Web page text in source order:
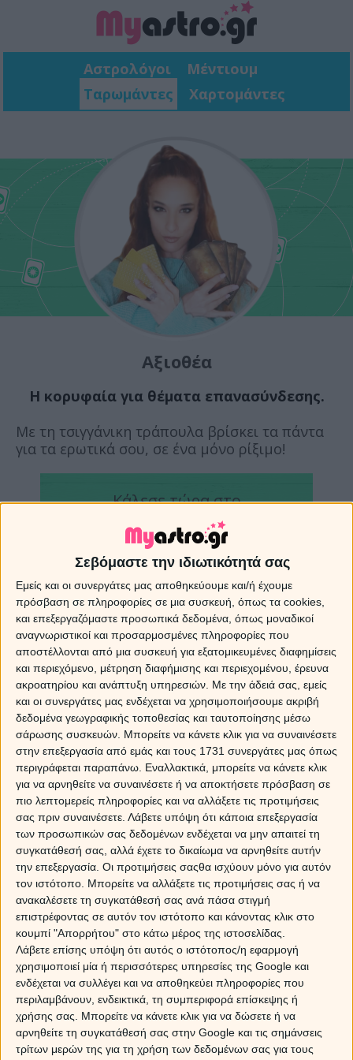
Σεβόμαστε την ιδιωτικότητά σας
Εμείς και οι συνεργάτες μας αποθηκεύουμε και/ή έχουμε
πρόσβαση σε πληροφορίες σε μια συσκευή, όπως τα cookies,
και επεξεργαζόμαστε προσωπικά δεδομένα, όπως μοναδικοί
αναγνωριστικοί και προσαρμοσμένες πληροφορίες που
αποστέλλονται από μια συσκευή για εξατομικευμένες διαφημίσεις
και περιεχόμενο, μέτρηση διαφήμισης και περιεχομένου, έρευνα
ακροατηρίου και ανάπτυξη υπηρεσιών. Με την άδειά σας, εμείς
και οι συνεργάτες μας ενδέχεται να χρησιμοποιήσουμε ακριβή
δεδομένα γεωγραφικής τοποθεσίας και ταυτοποίησης μέσω
σάρωσης συσκευών. Μπορείτε να κάνετε κλικ για να συναινέσετε
στην επεξεργασία από εμάς και τους 1731 συνεργάτες μας όπως
περιγράφεται παραπάνω. Εναλλακτικά, μπορείτε να κάνετε κλικ
για να αρνηθείτε να συναινέσετε ή να αποκτήσετε πρόσβαση σε
πιο λεπτομερείς πληροφορίες και να αλλάξετε τις προτιμήσεις
σας πριν συναινέσετε. Λάβετε υπόψη ότι κάποια επεξεργασία
των προσωπικών σας δεδομένων ενδέχεται να μην απαιτεί τη
συγκατάθεσή σας, αλλά έχετε το δικαίωμα να αρνηθείτε αυτήν
την επεξεργασία. Οι προτιμήσεις σαςθα ισχύουν μόνο για αυτόν
τον ιστότοπο. Μπορείτε να αλλάξετε τις προτιμήσεις σας ή να
ανακαλέσετε τη συγκατάθεσή σας ανά πάσα στιγμή
επιστρέφοντας σε αυτόν τον ιστότοπο και κάνοντας κλικ στο
κουμπί "Απορρήτου" στο κάτω μέρος της ιστοσελίδας.
Λάβετε επίσης υπόψη ότι αυτός ο ιστότοπος/η εφαρμογή
χρησιμοποιεί μία ή περισσότερες υπηρεσίες της Google και
ενδέχεται να συλλέγει και να αποθηκεύει πληροφορίες που
περιλαμβάνουν, ενδεικτικά, τη συμπεριφορά επίσκεψης ή
χρήσης σας. Μπορείτε να κάνετε κλικ για να δώσετε ή να
αρνηθείτε τη συγκατάθεσή σας στην Google και τις σημάνσεις
τρίτων μερών της για τη χρήση των δεδομένων σας για τους
Αστρολόγοι
Μέντιουμ
Ταρωμάντες
Χαρτομάντες
Αξιοθέα
Η κορυφαία για θέματα επανασύνδεσης.
Με τη τσιγγάνικη τράπουλα βρίσκει τα πάντα
για τα ερωτικά σου, σε ένα μόνο ρίξιμο!
Κάλεσε τώρα στο
Με SMS στείλε ΑΣΤΡΑ στο
Επανασύνδεση, παράλληλες σχέσεις, γάμος
ότι κι αν σε απασχολεί η Αξιοθέα θα σου
βρει τη λύση άμεσα, χωρίς αναμονές και
περιττά λόγια.
Η Αξιοθέα προβλέπει χωρισμούς και
επανασυνδέσεις σε ένα μόνο ρίξιμο!
Για τα αισθηματικά θέματα σου, η Αξιοθέα θα
ρίξει την Τσιγγάνικη Τράπουλα, επειδή είναι
πιο αποκαλυπτική και άμεση μαντική
τράπουλα στις ερωτικές προβλέψεις. Η
Τσιγγάνικη τράπουλα έχει την καθοριστική
ιδιότητα ότι δίνει 100% αλάνθαστες
απαντήσεις σε ένα μόνο ρίξιμο! Τα ερωτήματα
απαντιούνται άμεσα. Θα διαπιστώσεις πως η
Αξιοθέα έχει ένα μαγικό τρόπο για να
ξεκλειδώσει τα μυστικά της ζωής σου.
Γεγονότα, συναισθήματα προσώπων,
ημερομηνίες αποκαλύπτονται σε ένα μόνο
τηλεφώνημα! Η Αξιοθέα μέσα σε μερικά λεπτά
θα ξεδιπλώσει τις καρμικές εξελίξεις της ζωής